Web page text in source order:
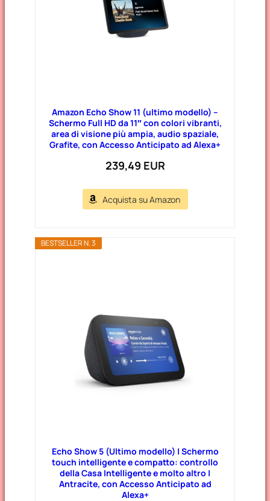
Amazon Echo Show 11 (ultimo modello) –
Schermo Full HD da 11″ con colori vibranti,
area di visione più ampia, audio spaziale,
Grafite, con Accesso Anticipato ad Alexa+
239,49 EUR
Acquista su Amazon
BESTSELLER N. 3
Echo Show 5 (Ultimo modello) | Schermo
touch intelligente e compatto: controllo
della Casa Intelligente e molto altro |
Antracite, con Accesso Anticipato ad
Alexa+